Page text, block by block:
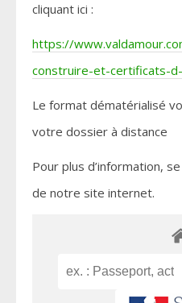
cliquant ici :
https://
construire-et-certificats-
Le format dématérialisé
votre dossier à distance
Pour plus d’information,
de notre site internet.